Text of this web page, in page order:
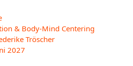
& Body-Mind Centering
Tröscher
2027